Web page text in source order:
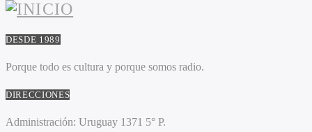
DESDE 1989
Porque todo es cultura y porque somos radio.
DIRECCIONES
Administración: Uruguay 1371 5° P.